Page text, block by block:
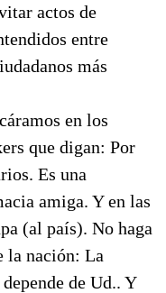
actos de
entre
más
en los
que digan: Por
Es una
amiga. Y en las
(al país). No haga
la nación: La
de Ud.. Y